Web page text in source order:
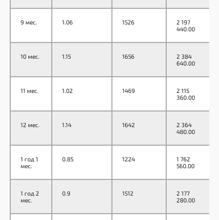
9 мес. 1.06 1526
2 197
440.00
10 мес. 1.15 1656
2 384
640.00
11 мес. 1.02 1469
2 115
360.00
12 мес. 1.14 1642
2 364
480.00
1 год 1
мес.
0.85 1224
1 762
560.00
1 год 2
мес.
0.9 1512
2 177
280.00